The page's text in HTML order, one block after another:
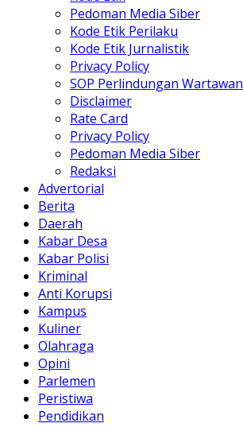
Pedoman Media Siber
Kode Etik Perilaku
Kode Etik Jurnalistik
Privacy Policy
SOP Perlindungan Wartawan
Disclaimer
Rate Card
Privacy Policy
Pedoman Media Siber
Redaksi
Advertorial
Berita
Daerah
Kabar Desa
Kabar Polisi
Kriminal
Anti Korupsi
Kampus
Kuliner
Olahraga
Opini
Parlemen
Peristiwa
Pendidikan